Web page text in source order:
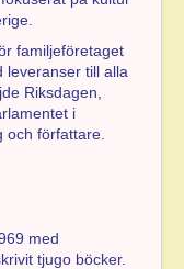
familjeföretaget
leveranser till alla
Riksdagen,
i
och författare.
med
tjugo böcker.